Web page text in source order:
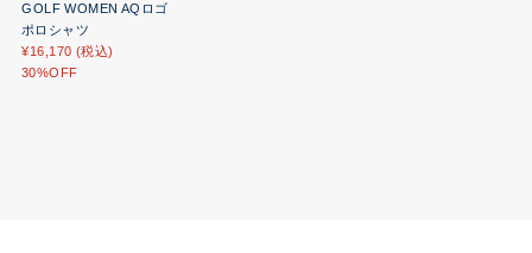
GOLF WOMEN AQロゴ
ポロシャツ
¥16,170 (税込)
30%OFF